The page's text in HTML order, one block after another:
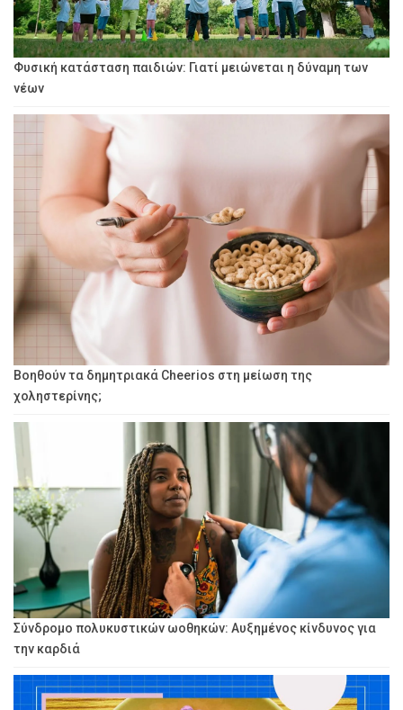
Φυσική κατάσταση παιδιών: Γιατί μειώνεται η δύναμη των
νέων
Βοηθούν τα δημητριακά Cheerios στη μείωση της
χοληστερίνης;
Σύνδρομο πολυκυστικών ωοθηκών: Αυξημένος κίνδυνος για
την καρδιά